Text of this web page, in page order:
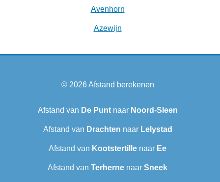
Avenhorn
Azewijn
© 2026Afstand berekenen
Afstand van De Puntnaar Noord-Sleen
Afstand van Drachten naar Lelystad
Afstand van Kootstertille naar Ee
Afstand van Terherne naar Sneek‎